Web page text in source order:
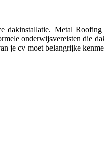
dakinstallatie. Metal
onderwijsvereisten die
je cv moet belangrijke